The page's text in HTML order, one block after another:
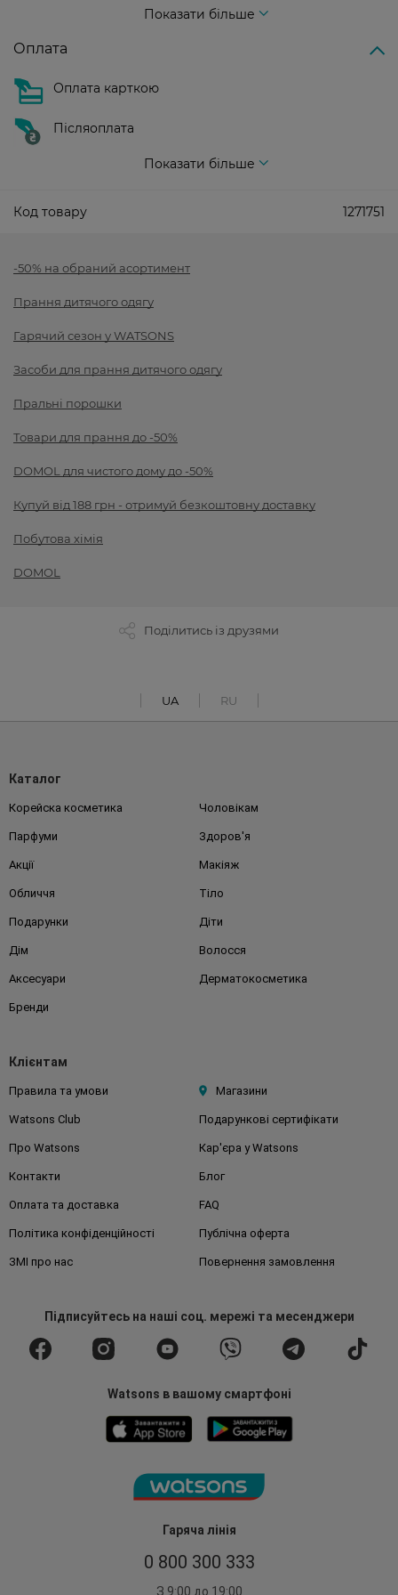
Показати більше
Оплата
Оплата карткою
Післяоплата
Показати більше
Код товару 1271751
-50% на обраний асортимент
Прання дитячого одягу
Гарячий сезон у WATSONS
Засоби для прання дитячого одягу
Пральні порошки
Товари для прання до -50%
DOMOL для чистого дому до -50%
Купуй від 188 грн - отримуй безкоштовну доставку
Побутова хімія
DOMOL
Поділитись із друзями
UA RU
Гаряча лінія
0 800 300 333
З 9:00 до 19:00
Каталог
Корейска косметика Чоловікам
Парфуми Здоров'я
Акції Макіяж
Обличчя Тіло
Подарунки Діти
Дім Волосся
Аксесуари Дерматокосметика
Бренди
Клієнтам
Правила та умови Магазини
Watsons Club Подарункові сертифікати
Про Watsons Кар'єра у Watsons
Контакти Блог
Оплата та доставка FAQ
Політика конфіденційності Публічна оферта
ЗМІ про нас Повернення замовлення
Підписуйтесьна наші соц. мережі та месенджери
Watsons в вашому смартфоні